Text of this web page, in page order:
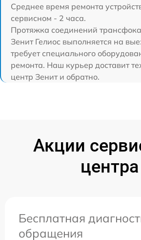
Среднее время ремонта
сервисном - 2 часа.
Протяжка соединений
Зенит Гелиос выполняется на
требует специального
ремонта. Наш курьер доставит
центр Зенит и обратно.
Акции
центра
Бесплатная
обращения